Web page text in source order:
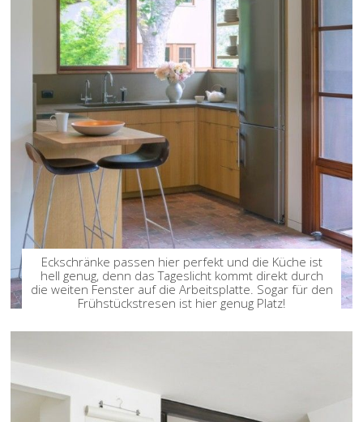
Eckschränke passen hier perfekt und die Küche ist
hell genug, denn das Tageslicht kommt direkt durch
die weiten Fenster auf die Arbeitsplatte. Sogar für den
Frühstückstresen ist hier genug Platz!